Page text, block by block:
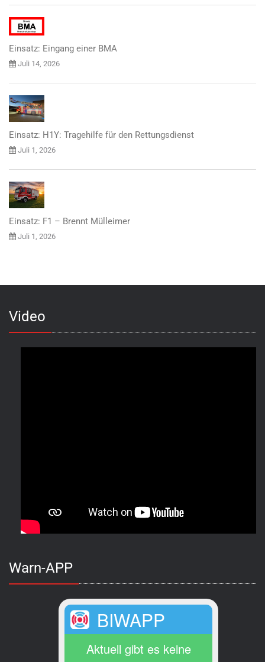
Einsatz: Eingang einer BMA
Juli 14, 2026
Einsatz: H1Y: Tragehilfe für den Rettungsdienst
Juli 1, 2026
Einsatz: F1 – Brennt Mülleimer
Juli 1, 2026
Video
Warn-APP
BIWAPP
Aktuell gibt es keine